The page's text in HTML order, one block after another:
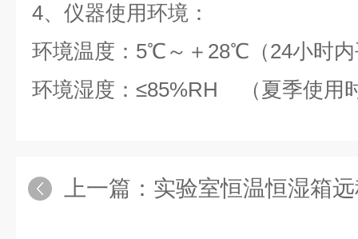
4、仪器使用环境：
环境温度：5℃～＋28℃（24小时
环境湿度：≤85%RH （夏季使用
上一篇： 实验室恒温恒湿箱